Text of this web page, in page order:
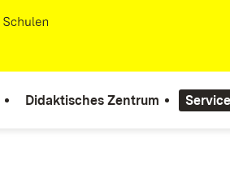
Didaktisches Zentrum Service